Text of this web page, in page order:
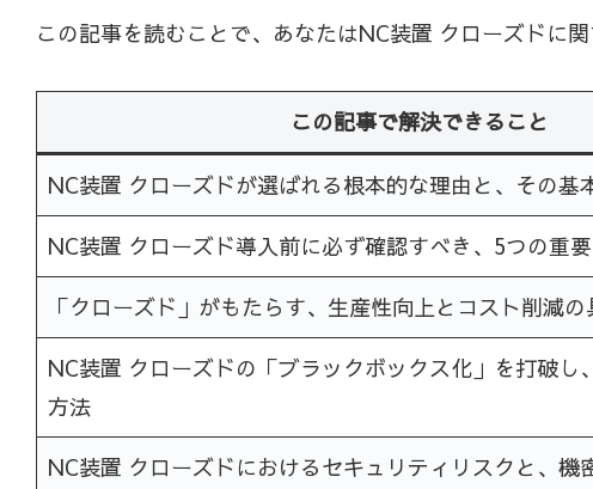
この記事を読むことで、あなたはNC装置 クローズドに
この記事で解決できること
NC装置 クローズドが選ばれる根本的な理由と、その基
NC装置 クローズド導入前に必ず確認すべき、5つの重
「クローズド」がもたらす、生産性向上とコスト削減
NC装置 クローズドの「ブラックボックス化」を打破し
方法
NC装置 クローズドにおけるセキュリティリスクと、機